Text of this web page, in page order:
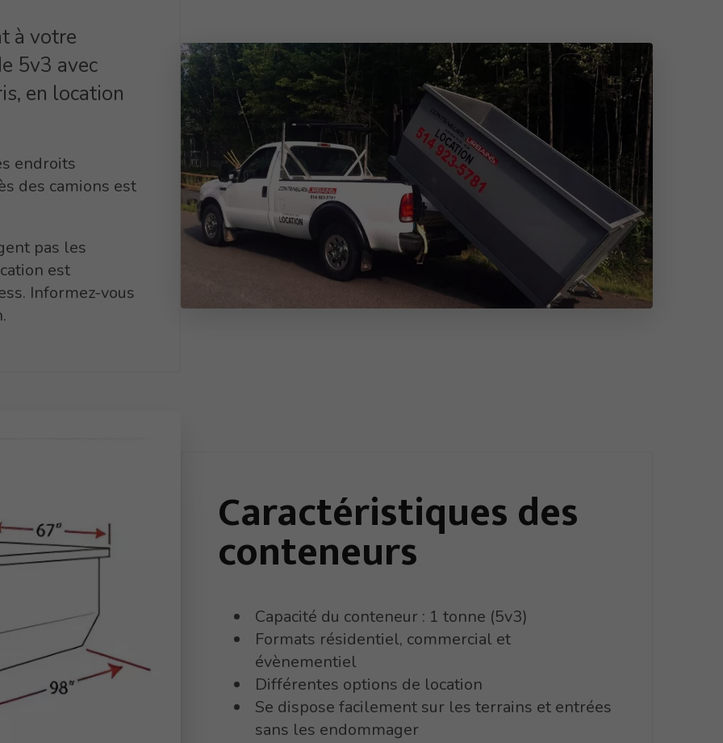
à votre
5v3 avec
en location
endroits
des camions est
pas les
est
Informez-vous
Caractéristiquesdes
conteneurs
Capacité du conteneur : 1 tonne (5v3)
Formats résidentiel, commercial et
évènementiel
Différentes options de location
Se dispose facilement sur les terrains et entrées
sans les endommager